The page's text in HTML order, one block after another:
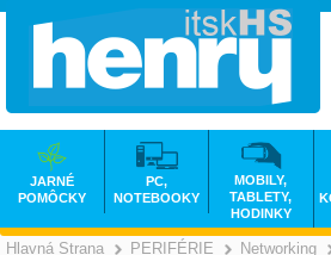
Hlavná Strana PERIFÉRIE Networking
JARNÉ
POMÔCKY
PC,
NOTEBOOKY
MOBILY,
TABLETY,
HODINKY